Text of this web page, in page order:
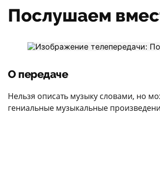
Послушаем
О передаче
Нельзя описать музыку словами, но
гениальные музыкальные